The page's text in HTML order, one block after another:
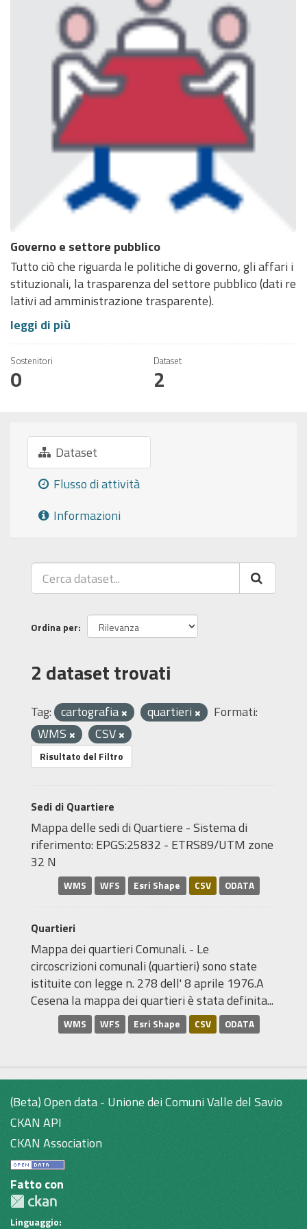
Governo e settore pubblico
Tutto ciò che riguarda le politiche di governo, gli affari i
stituzionali, la trasparenza del settore pubblico (dati re
lativi ad amministrazione trasparente).
leggi di più
Sostenitori
0
Dataset
2
Dataset
Flusso di attività
Informazioni
Ordina per
2 dataset trovati
Tag: cartografia quartieri
Formati:
WMS
CSV
Risultato del Filtro
Sedi di Quartiere
Mappa delle sedi di Quartiere - Sistema di
riferimento: EPGS:25832 - ETRS89/UTM zone
32 N
WMS WFS Esri Shape CSV ODATA
Quartieri
Mappa dei quartieri Comunali. - Le
circoscrizioni comunali (quartieri) sono state
istituite con legge n. 278 dell' 8 aprile 1976.A
Cesena la mappa dei quartieri è stata definita...
WMS WFS Esri Shape CSV ODATA
(Beta) Open data - Unione dei Comuni Valle del Savio
CKAN API
CKAN Association
Fatto con
Linguaggio